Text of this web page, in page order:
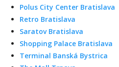
Polus City Center Bratislava
Retro Bratislava
Saratov Bratislava
Shopping Palace Bratislava
Terminal Banská Bystrica